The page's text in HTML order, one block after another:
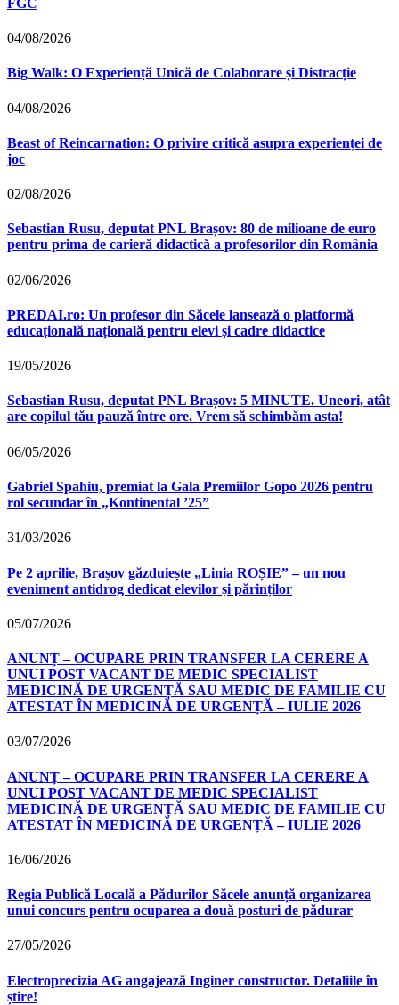
04/08/2026
Big Walk: O Experiență Unică de Colaborare și Distracție
04/08/2026
Beast of Reincarnation: O privire critică asupra experienței de
joc
02/08/2026
Sebastian Rusu, deputat PNL Brașov: 80 de milioane de euro
pentru prima de carieră didactică a profesorilor din România
02/06/2026
PREDAI.ro: Un profesor din Săcele lansează o platformă
educațională națională pentru elevi și cadre didactice
19/05/2026
Sebastian Rusu, deputat PNL Brașov: 5 MINUTE. Uneori, atât
are copilul tău pauză între ore. Vrem să schimbăm asta!
06/05/2026
Gabriel Spahiu, premiat la Gala Premiilor Gopo 2026 pentru
rol secundar în „Kontinental ’25”
31/03/2026
Pe 2 aprilie, Brașov găzduiește „Linia ROȘIE” – un nou
eveniment antidrog dedicat elevilor și părinților
05/07/2026
ANUNȚ – OCUPARE PRIN TRANSFER LA CERERE A
UNUI POST VACANT DE MEDIC SPECIALIST
MEDICINĂ DE URGENȚĂ SAU MEDIC DE FAMILIE CU
ATESTAT ÎN MEDICINĂ DE URGENȚĂ – IULIE 2026
03/07/2026
ANUNȚ – OCUPARE PRIN TRANSFER LA CERERE A
UNUI POST VACANT DE MEDIC SPECIALIST
MEDICINĂ DE URGENȚĂ SAU MEDIC DE FAMILIE CU
ATESTAT ÎN MEDICINĂ DE URGENȚĂ – IULIE 2026
16/06/2026
Regia Publică Locală a Pădurilor Săcele anunță organizarea
unui concurs pentru ocuparea a două posturi de pădurar
27/05/2026
Electroprecizia AG angajează Inginer constructor. Detaliile în
știre!